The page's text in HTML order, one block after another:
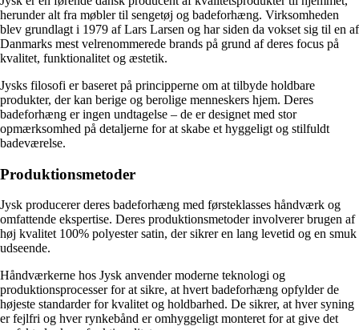
herunder alt fra møbler til sengetøj og badeforhæng. Virksomheden
blev grundlagt i 1979 af Lars Larsen og har siden da vokset sig til en af
Danmarks mest velrenommerede brands på grund af deres focus på
kvalitet, funktionalitet og æstetik.
Jysks filosofi er baseret på principperne om at tilbyde holdbare
produkter, der kan berige og berolige menneskers hjem. Deres
badeforhæng er ingen undtagelse – de er designet med stor
opmærksomhed på detaljerne for at skabe et hyggeligt og stilfuldt
badeværelse.
Produktionsmetoder
Jysk producerer deres badeforhæng med førsteklasses håndværk og
omfattende ekspertise. Deres produktionsmetoder involverer brugen af ​​
høj kvalitet 100% polyester satin, der sikrer en lang levetid og en smuk
udseende.
Håndværkerne hos Jysk anvender moderne teknologi og
produktionsprocesser for at sikre, at hvert badeforhæng opfylder de
højeste standarder for kvalitet og holdbarhed. De sikrer, at hver syning
er fejlfri og hver rynkebånd er omhyggeligt monteret for at give det